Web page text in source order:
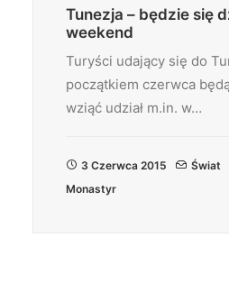
Tunezja – będzie się
weekend
Turyści udający się do
początkiem czerwca
wziąć udział m.in. w…
3 Czerwca 2015 Świat
Monastyr